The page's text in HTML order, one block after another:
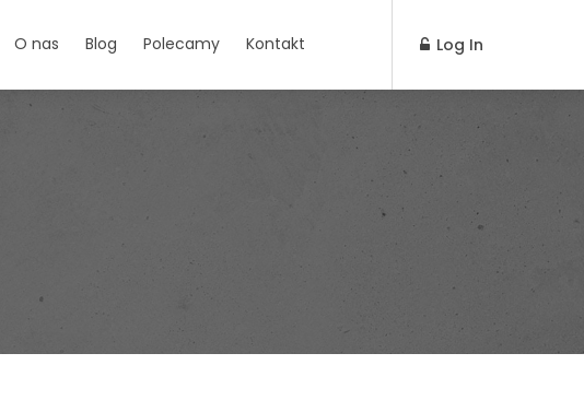
O nas Blog Polecamy Kontakt Log In